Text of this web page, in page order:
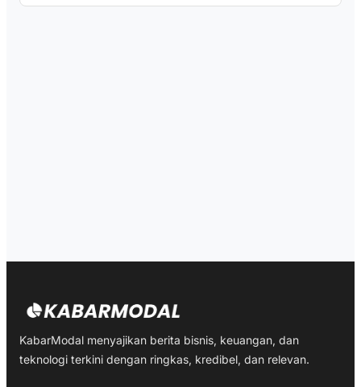
KabarModal menyajikan berita bisnis, keuangan, dan
teknologi terkini dengan ringkas, kredibel, dan relevan.